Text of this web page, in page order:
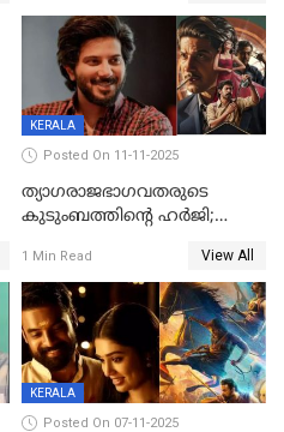
മമ്മൂട്ടി മാജിക്ക്, കളങ്കാവല്‍
ട്രെയിലര്‍ പുറത്ത്
KERALA
Posted On 11-11-2025
ത്യാഗരാജഭാഗവതരുടെ
കുടുംബത്തിന്റെ ഹര്‍ജി;
ഹൈക്കോടതി നോട്ടീസ്‌
1 Min Read View All
KERALA
Posted On 07-11-2025